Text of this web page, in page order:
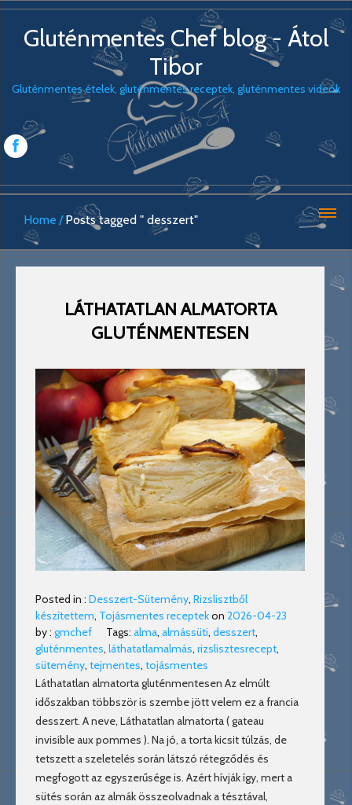
Gluténmentes Chef blog - Átol
Tibor
Gluténmentes ételek, gluténmentes receptek, gluténmentes videók
Home Posts tagged " desszert"
LÁTHATATLAN ALMATORTA
GLUTÉNMENTESEN
Posted in : Desszert-Sütemény, Rizslisztből
készítettem, Tojásmentes receptekon 2026-04-23
by : gmchef Tags: alma, almássüti, desszert,
gluténmentes, láthatatlamalmás, rizslisztesrecept,
sütemény, tejmentes, tojásmentes
Láthatatlan almatorta gluténmentesen Az elmúlt
időszakban többször is szembe jött velem ez a francia
desszert. A neve, Láthatatlan almatorta ( gateau
invisible aux pommes ). Na jó, a torta kicsit túlzás, de
tetszett a szeletelés során látszó rétegződés és
megfogott az egyszerűsége is. Azért hívják így, mert a
sütés során az almák összeolvadnak a tésztával,